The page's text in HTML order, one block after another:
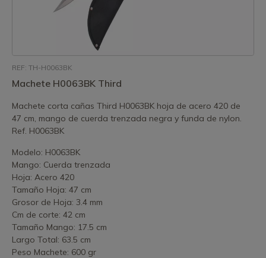
REF: TH-H0063BK
Machete H0063BK Third
Machete corta cañas Third H0063BK hoja de acero 420 de
47 cm, mango de cuerda trenzada negra y funda de nylon.
Ref. H0063BK
Modelo: H0063BK
Mango: Cuerda trenzada
Hoja: Acero 420
Tamaño Hoja: 47 cm
Grosor de Hoja: 3.4 mm
Cm de corte: 42 cm
Tamaño Mango: 17.5 cm
Largo Total: 63.5 cm
Peso Machete: 600 gr